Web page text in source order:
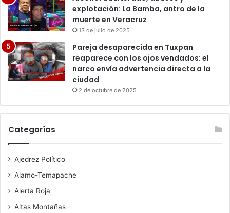
explotación: La Bamba, antro de la
muerte en Veracruz
13 de julio de 2025
Pareja desaparecida en Tuxpan
reaparece con los ojos vendados: el
narco envía advertencia directa a la
ciudad
2 de octubre de 2025
Categorías
Ajedrez Político
Alamo-Temapache
Alerta Roja
Altas Montañas